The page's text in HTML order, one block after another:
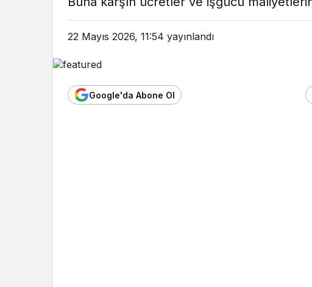
22 Mayıs 2026, 11:54 yayınlandı
Google'da Abone Ol